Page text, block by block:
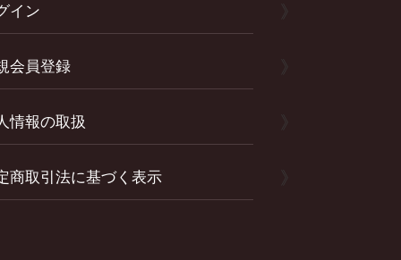
イン
会員登録
情報の取扱
商取引法に基づく表示